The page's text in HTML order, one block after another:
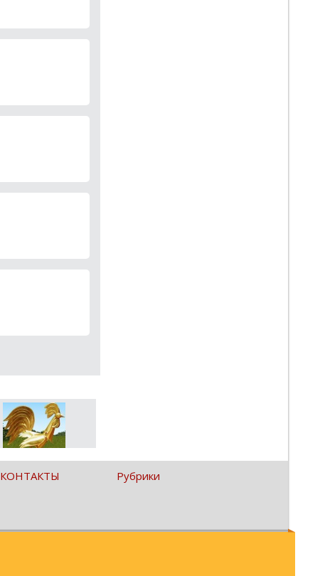
КОНТАКТЫ Рубрики